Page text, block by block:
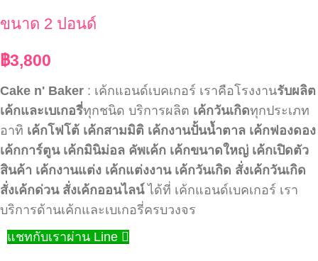
ขนาด 2 ปอนด์
฿3,800
Cake n' Baker : เค้กแอนด์เบคเกอร์ เราคือโรงงานรับผลิต
เค้กและเบเกอรี่ทุกชนิด บริการผลิต เค้กวันเกิดทุกประเภท
อาทิ เค้กโฟโต้ เค้กสามมิติ เค้กงานปั้นน้ำตาล เค้กฟองดอง
เค้กการ์ตูน เค้กมินิม่อล คัพเค้ก เค้กขนาดใหญ่ เค้กเปิดตัว
สินค้า เค้กงานแต่ง เค้กแต่งงาน เค้กวันเกิด สั่งเค้กวันเกิด
สั่งเค้กด่วน สั่งเค้กออนไลน์ได้ที่ เค้กแอนด์เบคเกอร์ เรา
บริการด้านเค้กและเบเกอรี่ครบวงจร
แชทกับเราผ่าน Line